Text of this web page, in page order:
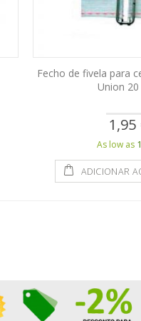
Fecho de fivela para
Union
1,95
As low as
ADICIONAR